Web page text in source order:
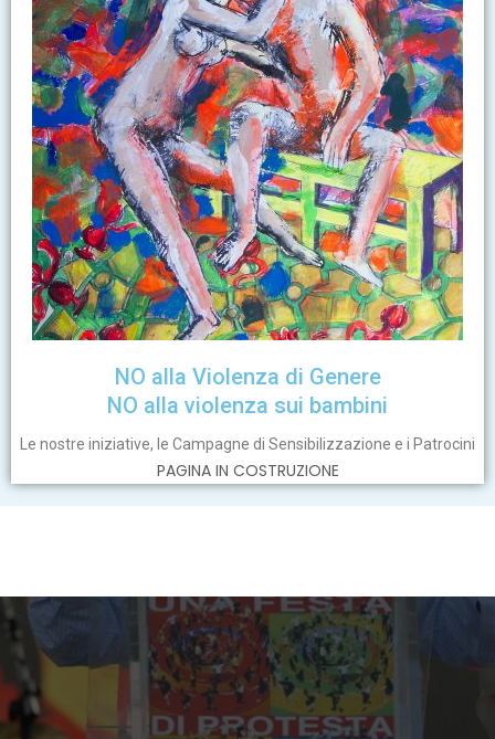
NO alla Violenza di Genere
NO alla violenza sui bambini
Le nostre iniziative, le Campagne di Sensibilizzazione e i Patrocini
PAGINA IN COSTRUZIONE